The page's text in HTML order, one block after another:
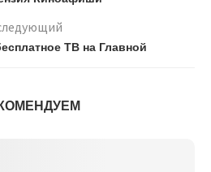
ТВ на Главной